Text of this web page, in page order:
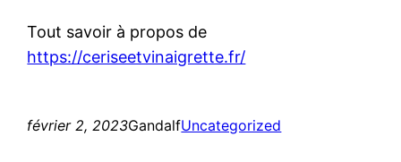
Tout savoir à propos de
https://ceriseetvinaigrette.fr/
février 2, 2023GandalfUncategorized